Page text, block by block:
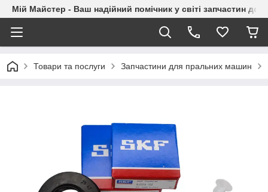
Мій Майстер - Ваш надійний помічник у світі запчастин до
Товари та послуги Запчастини для пральних машин